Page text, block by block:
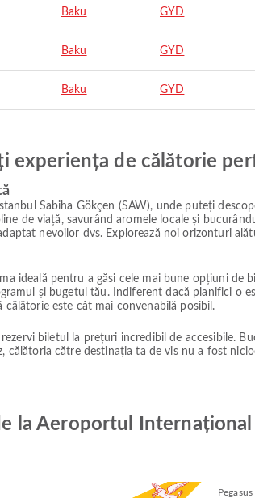
Baku GYD
Baku GYD
Baku GYD
experiența de călătorie
Sabiha Gökçen (SAW), unde puteți
de viață, savurând aromele locale și
nevoilor dvs. Explorează noi orizonturi
ideală pentru a găsi cele mai bune opțiuni de
și bugetul tău. Indiferent dacă planifici o
este cât mai convenabilă posibil.
biletul la prețuri incredibil de accesibile.
către destinația ta de vis nu a fost
la Aeroportul